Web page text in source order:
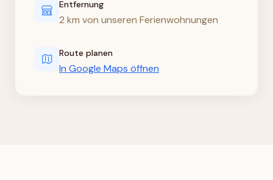
Entfernung
2 km von unseren Ferienwohnungen
Route planen
In Google Maps öffnen